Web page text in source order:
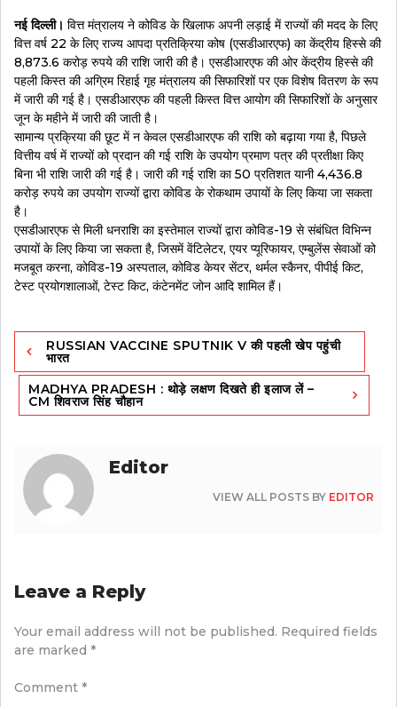
नई दिल्ली। वित्त मंत्रालय ने कोविड के खिलाफ अपनी लड़ाई में राज्यों की मदद के लिए
वित्त वर्ष 22 के लिए राज्य आपदा प्रतिक्रिया कोष (एसडीआरएफ) का केंद्रीय हिस्से की
8,873.6 करोड़ रुपये की राशि जारी की है। एसडीआरएफ की ओर केंद्रीय हिस्से की
पहली किस्त की अग्रिम रिहाई गृह मंत्रालय की सिफारिशों पर एक विशेष वितरण के रूप
में जारी की गई है। एसडीआरएफ की पहली किस्त वित्त आयोग की सिफारिशों के अनुसार
जून के महीने में जारी की जाती है।
सामान्य प्रक्रिया की छूट में न केवल एसडीआरएफ की राशि को बढ़ाया गया है, पिछले
वित्तीय वर्ष में राज्यों को प्रदान की गई राशि के उपयोग प्रमाण पत्र की प्रतीक्षा किए
बिना भी राशि जारी की गई है। जारी की गई राशि का 50 प्रतिशत यानी 4,436.8
करोड़ रुपये का उपयोग राज्यों द्वारा कोविड के रोकथाम उपायों के लिए किया जा सकता
है।
एसडीआरएफ से मिली धनराशि का इस्तेमाल राज्यों द्वारा कोविड-19 से संबंधित विभिन्न
उपायों के लिए किया जा सकता है, जिसमें वेंटिलेटर, एयर प्यूरिफायर, एम्बुलेंस सेवाओं को
मजबूत करना, कोविड-19 अस्पताल, कोविड केयर सेंटर, थर्मल स्कैनर, पीपीई किट,
टेस्ट प्रयोगशालाओं, टेस्ट किट, कंटेनमेंट जोन आदि शामिल हैं।
Post
navigation
RUSSIAN VACCINE SPUTNIK V की पहली खेप पहुंची
भारत
MADHYA PRADESH : थोड़े लक्षण दिखते ही इलाज लें –
CM शिवराज सिंह चौहान
Editor
VIEW ALL POSTS BY EDITOR
Leave a Reply
Your email address will not be published. Required fields
are marked *
Comment *